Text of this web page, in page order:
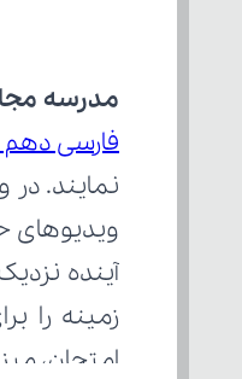
مدرسه
فارسی دهم
امتحان،